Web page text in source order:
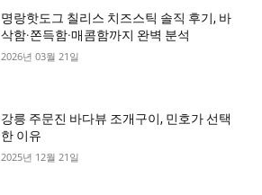
명랑핫도그 칠리스 치즈스틱 솔직 후기, 바
삭함·쫀득함·매콤함까지 완벽 분석
2026년 03월 21일
강릉 주문진 바다뷰 조개구이, 민호가 선택
한 이유
2025년 12월 21일